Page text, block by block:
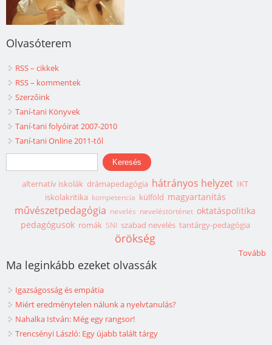
Olvasóterem
RSS – cikkek
RSS – kommentek
Szerzőink
Taní-tani Könyvek
Taní-tani folyóirat 2007-2010
Taní-tani Online 2011-től
Keresés űrlap
Keresés
alternatív iskolák drámapedagógia hátrányos helyzet IKT
iskolakritika kompetencia külföld magyartanítás
művészetpedagógia nevelés neveléstörténet oktatáspolitika
pedagógusok romák SNI szabad nevelés tantárgy-pedagógia
örökség
Tovább
Ma leginkább ezeket olvassák
Igazságosság és empátia
Miért eredménytelen nálunk a nyelvtanulás?
Nahalka István: Még egy rangsor!
Trencsényi László: Egy újabb talált tárgy